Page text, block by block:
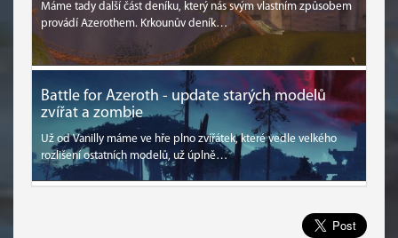
Máme tady další část deníku, který nás svým vlastním způsobem
provádí Azerothem. Krkounův deník…
Battle for Azeroth - update starých modelů
zvířat a zombie
Už od Vanilly máme ve hře plno zvířátek, které vedle velkého
rozlišení ostatních modelů, už úplně…